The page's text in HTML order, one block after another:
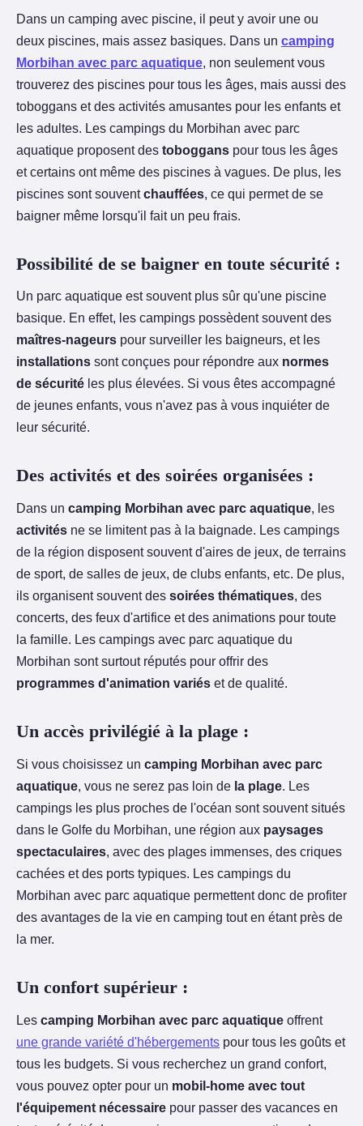
Dans un camping avec piscine, il peut y avoir une ou
deux piscines, mais assez basiques. Dans un camping
Morbihan avec parc aquatique, non seulement vous
trouverez des piscines pour tous les âges, mais aussi des
toboggans et des activités amusantes pour les enfants et
les adultes. Les campings du Morbihan avec parc
aquatique proposent des toboggans pour tous les âges
et certains ont même des piscines à vagues. De plus, les
piscines sont souventchauffées, ce qui permet de se
baigner même lorsqu'il fait un peu frais.
Possibilité de se baigner en toute sécurité :
Un parc aquatique est souvent plus sûr qu'une piscine
basique. En effet, les campings possèdent souvent des
maîtres-nageurs pour surveiller les baigneurs, et les
installations sont conçues pour répondre aux normes
de sécurité les plus élevées. Si vous êtes accompagné
de jeunes enfants, vous n'avez pas à vous inquiéter de
leur sécurité.
Des activités et des soirées organisées :
Dans un camping Morbihan avec parc aquatique, les
activités ne se limitent pas à la baignade. Les campings
de la région disposent souvent d'aires de jeux, de terrains
de sport, de salles de jeux, de clubs enfants, etc. De plus,
ils organisent souvent des soirées thématiques, des
concerts, des feux d'artifice et des animations pour toute
la famille. Les campings avec parc aquatique du
Morbihan sont surtout réputés pour offrir des
programmes d'animation variés et de qualité.
Un accès privilégié à la plage :
Si vous choisissez un camping Morbihan avec parc
aquatique, vous ne serez pas loin de la plage. Les
campings les plus proches de l'océan sont souvent situés
dans le Golfe du Morbihan, une région aux paysages
spectaculaires, avec des plages immenses, des criques
cachées et des ports typiques. Les campings du
Morbihan avec parc aquatique permettent donc de profiter
des avantages de la vie en camping tout en étant près de
la mer.
Un confort supérieur :
Les camping Morbihan avec parc aquatique offrent
une grande variété d'hébergements pour tous les goûts et
tous les budgets. Si vous recherchez un grand confort,
vous pouvez opter pour un mobil-home avec tout
l'équipement nécessaire pour passer des vacances en